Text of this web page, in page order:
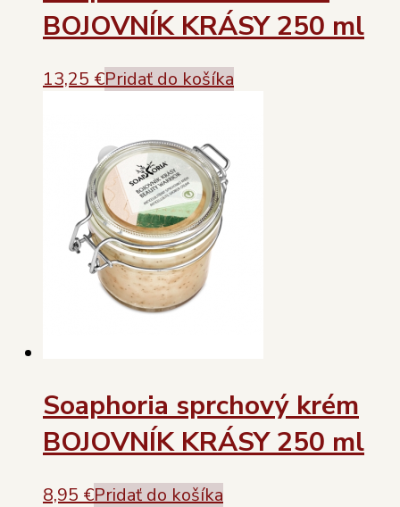
BOJOVNÍK KRÁSY 250 ml
13,25 €Pridať do košíka
Soaphoria sprchový krém
BOJOVNÍK KRÁSY 250 ml
8,95 €Pridať do košíka